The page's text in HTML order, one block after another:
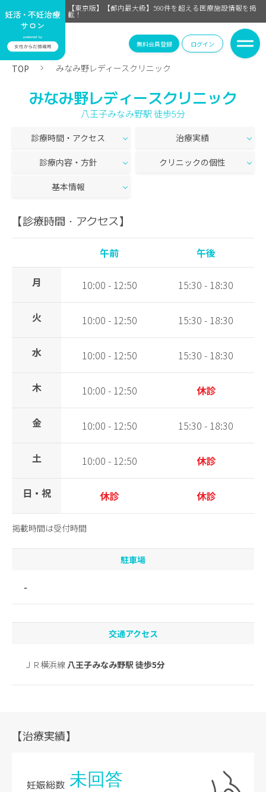
【東京版】【都内最大級】590件を超える医療施設情報を掲
載！
無料会員登録 ログイン
TOP みなみ野レディースクリニック
みなみ野レディースクリニック
八王子みなみ野駅 徒歩5分
診療時間・アクセス 治療実績
診療内容・方針 クリニックの個性
基本情報
【診療時間・アクセス】
午前 午後
月 10:00 - 12:50 15:30 - 18:30
火 10:00 - 12:50 15:30 - 18:30
水 10:00 - 12:50 15:30 - 18:30
木 10:00 - 12:50 休診
金 10:00 - 12:50 15:30 - 18:30
土 10:00 - 12:50 休診
日・祝 休診 休診
掲載時間は受付時間
駐車場
-
交通アクセス
ＪＲ横浜線八王子みなみ野駅 徒歩5分
【治療実績】
妊娠総数 未回答